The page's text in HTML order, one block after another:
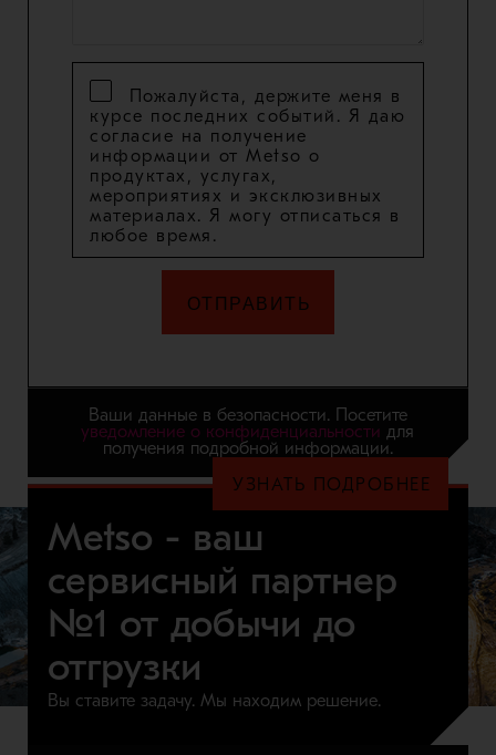
Ваши данные в безопасности. Посетите
уведомление о конфиденциальности для
получения подробной информации.
Metso - ваш
сервисный партнер
№1 от добычи до
отгрузки
Вы ставите задачу. Мы находим решение.
УЗНАТЬ ПОДРОБНЕЕ